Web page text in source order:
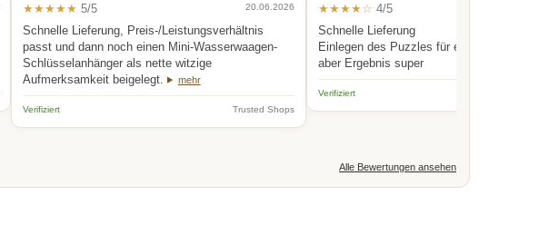
★★★★★ 5/5 20.06.2026
Schnelle Lieferung, Preis-/Leistungsverhältnis
passt und dann noch einen Mini-Wasserwaagen-
Schlüsselanhänger als nette witzige
Aufmerksamkeit beigelegt.
mehr
Verifiziert Trusted Shops
★★★★☆ 4/5
Schnelle Lieferung
Einlegen des Puzzles für eine Person
aber Ergebnis super
Verifiziert
Alle Bewertungen ansehen